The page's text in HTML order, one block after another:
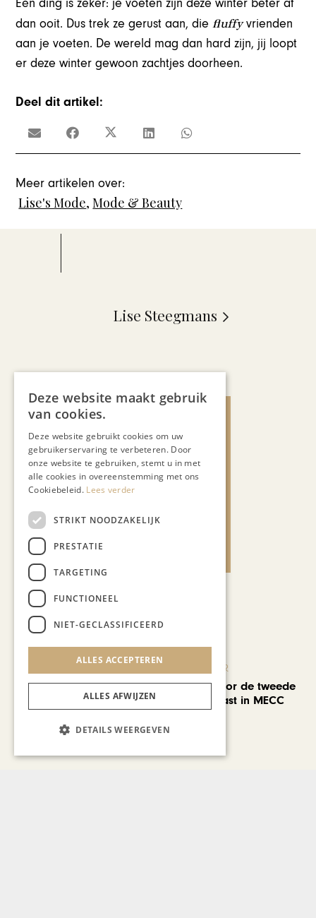
Eén ding is zeker: je voeten zijn deze winter beter af
dan ooit. Dus trek ze gerust aan, diefluffyvrienden
aan je voeten. De wereld mag dan hard zijn, jij loopt
er deze winter gewoon zachtjes doorheen.
Deel dit artikel:
Meer artikelen over:
Lise's Mode,Mode & Beauty
Lise Steegmans
Recent nieuws
KUNST & CULTUUR
EuropArtFair voor de tweede
keer op rij te gast in MECC
Deze website maakt gebruik
van cookies.
Deze website gebruikt cookies om uw
gebruikerservaring te verbeteren. Door
onze website te gebruiken, stemt u in met
alle cookies in overeenstemming met ons
Cookiebeleid. Lees verder
STRIKT NOODZAKELIJK
PRESTATIE
TARGETING
FUNCTIONEEL
NIET-GECLASSIFICEERD
ALLES ACCEPTEREN
ALLES AFWIJZEN
DETAILS WEERGEVEN